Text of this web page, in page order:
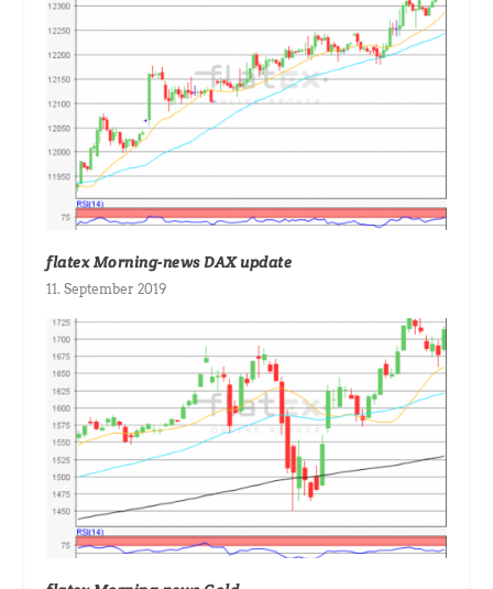
flatex Morning-news DAX update
11. September 2019